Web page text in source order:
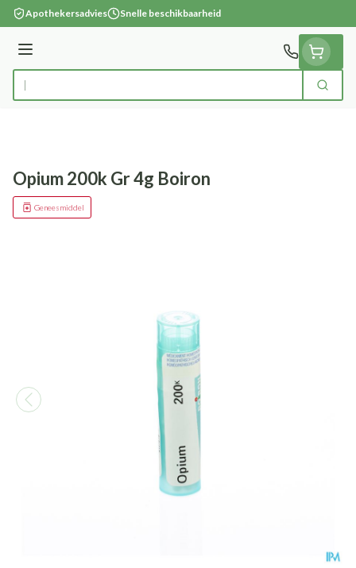
Ga naar de inhoud
Apothekersadvies Snelle beschikbaarheid
Menu
Product, merk, categorie... Zoek
Opium 200k Gr 4g Boiron
Geneesmiddel